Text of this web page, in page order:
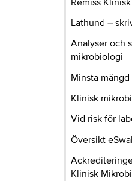
Lathund –
Analyser och
mikrobiologi
Minsta mängd
Klinisk
Vid risk för
Översikt
Klinisk